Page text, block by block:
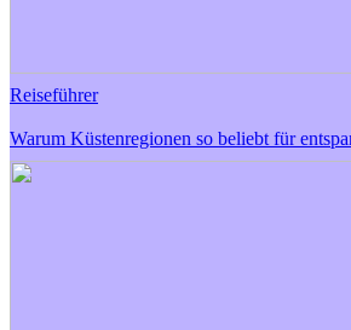
Reiseführer
Warum Küstenregionen so beliebt für